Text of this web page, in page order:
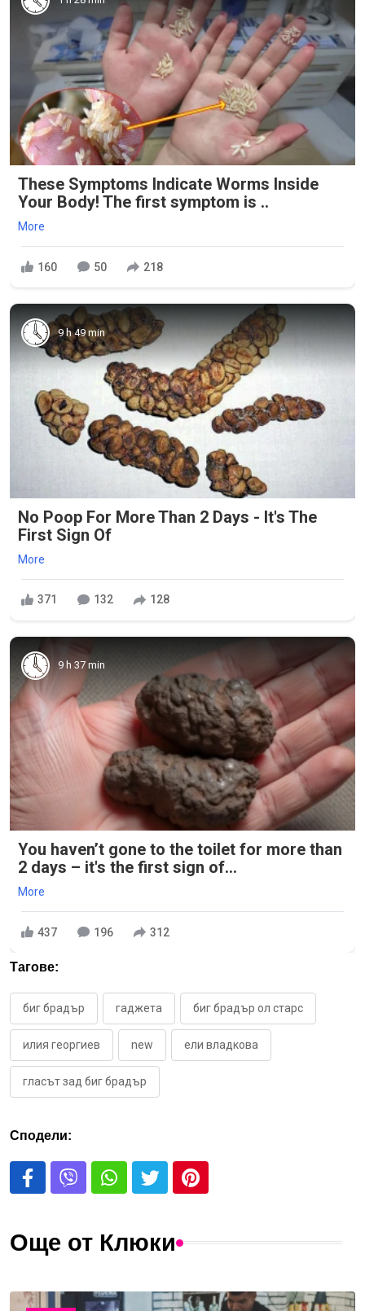
These Symptoms Indicate Worms Inside
Your Body! The first symptom is ..
More
160 50 218
9 h 49 min
No Poop For More Than 2 Days - It's The
First Sign Of
More
371 132 128
9 h 37 min
You haven’t gone to the toilet for more than
2 days – it's the first sign of...
More
437 196 312
Тагове:
биг брадър гаджета биг брадър ол старс
илия георгиев new ели владкова
гласът зад биг брадър
Сподели:
Още от Клюки